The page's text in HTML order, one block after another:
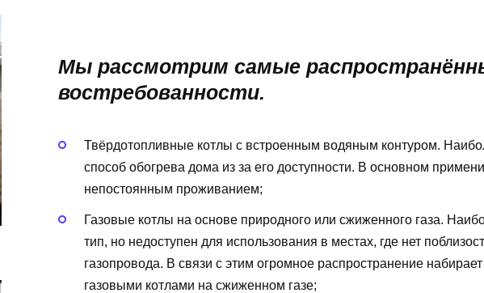
Мы рассмотрим самые
востребованности.
Твёрдотопливные котлы с встроенным водяным контуром.
способ обогрева дома из за его доступности. В основном
непостоянным проживанием;
Газовые котлы на основе природного или сжиженного газа.
тип, но недоступен для использования в местах, где нет
газопровода. В связи с этим огромное распространение
газовыми котлами на сжиженном газе;